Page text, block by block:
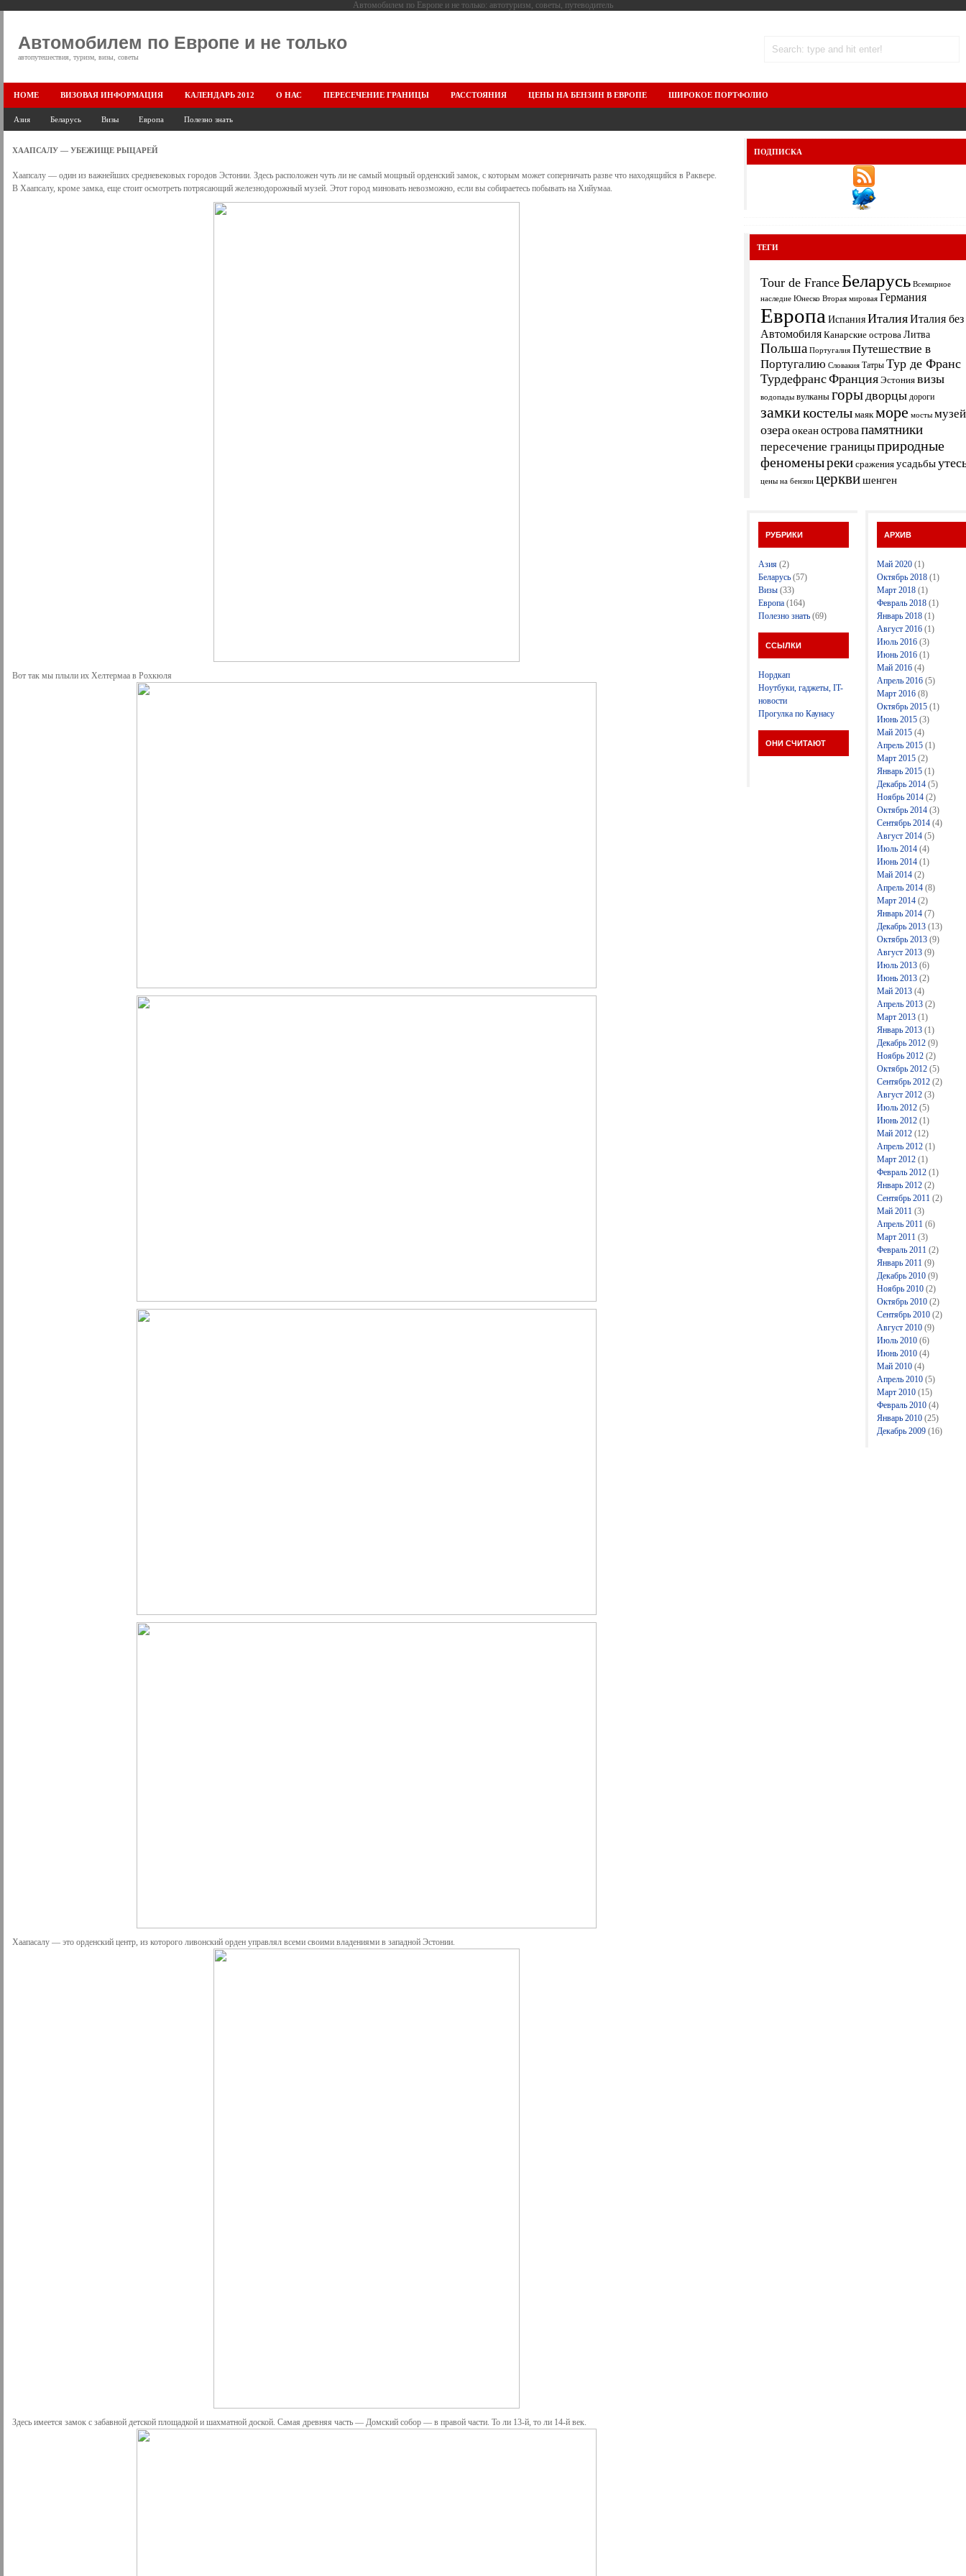
Автомобилем по Европе и не только: автотуризм, советы, путеводитель
Автомобилем по Европе и не только
автопутешествия, туризм, визы, советы
HOME ВИЗОВАЯ ИНФОРМАЦИЯ КАЛЕНДАРЬ 2012 О НАС ПЕРЕСЕЧЕНИЕ ГРАНИЦЫ РАССТОЯНИЯ ЦЕНЫ НА БЕНЗИН В ЕВРОПЕ ШИРОКОЕ ПОРТФОЛИО
Азия Беларусь Визы Европа Полезно знать
ХААПСАЛУ — УБЕЖИЩЕ РЫЦАРЕЙ
Хаапсалу — один из важнейших средневековых городов Эстонии. Здесь расположен чуть ли не самый мощный орденский замок, с которым может соперничать разве что находящийся в Раквере.
В Хаапсалу, кроме замка, еще стоит осмотреть потрясающий железнодорожный музей. Этот город миновать невозможно, если вы собираетесь побывать на Хийумаа.
Вот так мы плыли их Хелтермаа в Рохкюля
Хаапасалу — это орденский центр, из которого ливонский орден управлял всеми своими владениями в западной Эстонии.
Здесь имеется замок с забавной детской площадкой и шахматной доской. Самая древняя часть — Домский собор — в правой части. То ли 13-й, то ли 14-й век.
ПОДПИСКА
ТЕГИ
Tour de France Беларусь Всемирное
наследие Юнеско Вторая мировая Германия
Европа ИспанияИталияИталия без
Автомобиля Канарские острова Литва
Польша Португалия Путешествие в
Португалию Словакия Татры Тур де Франс
ТурдефрансФранция Эстония визы
водопады вулканы горыдворцы дороги
замкикостелы маяк море мосты музей
озераокеанострова памятники
пересечение границыприродные
феноменыреки сражения усадьбы
цены на бензин церквишенген
РУБРИКИ
Азия (2)
Беларусь (57)
Визы (33)
Европа (164)
Полезно знать (69)
ССЫЛКИ
Нордкап
Ноутбуки, гаджеты, IT-
новости
Прогулка по Каунасу
ОНИ СЧИТАЮТ
АРХИВ
Май 2020 (1)
Октябрь 2018 (1)
Март 2018 (1)
Февраль 2018 (1)
Январь 2018 (1)
Август 2016 (1)
Июль 2016 (3)
Июнь 2016 (1)
Май 2016 (4)
Апрель 2016 (5)
Март 2016 (8)
Октябрь 2015 (1)
Июнь 2015 (3)
Май 2015 (4)
Апрель 2015 (1)
Март 2015 (2)
Январь 2015 (1)
Декабрь 2014 (5)
Ноябрь 2014 (2)
Октябрь 2014 (3)
Сентябрь 2014 (4)
Август 2014 (5)
Июль 2014 (4)
Июнь 2014 (1)
Май 2014 (2)
Апрель 2014 (8)
Март 2014 (2)
Январь 2014 (7)
Декабрь 2013 (13)
Октябрь 2013 (9)
Август 2013 (9)
Июль 2013 (6)
Июнь 2013 (2)
Май 2013 (4)
Апрель 2013 (2)
Март 2013 (1)
Январь 2013 (1)
Декабрь 2012 (9)
Ноябрь 2012 (2)
Октябрь 2012 (5)
Сентябрь 2012 (2)
Август 2012 (3)
Июль 2012 (5)
Июнь 2012 (1)
Май 2012 (12)
Апрель 2012 (1)
Март 2012 (1)
Февраль 2012 (1)
Январь 2012 (2)
Сентябрь 2011 (2)
Май 2011 (3)
Апрель 2011 (6)
Март 2011 (3)
Февраль 2011 (2)
Январь 2011 (9)
Декабрь 2010 (9)
Ноябрь 2010 (2)
Октябрь 2010 (2)
Сентябрь 2010 (2)
Август 2010 (9)
Июль 2010 (6)
Июнь 2010 (4)
Май 2010 (4)
Апрель 2010 (5)
Март 2010 (15)
Февраль 2010 (4)
Январь 2010 (25)
Декабрь 2009 (16)